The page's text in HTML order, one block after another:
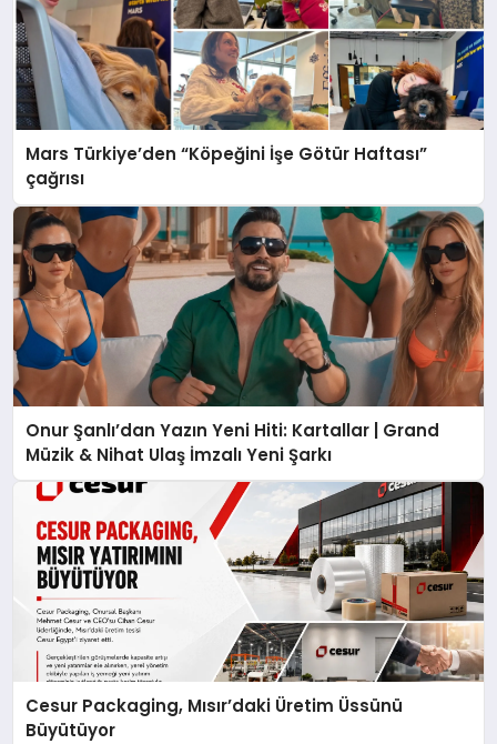
Mars Türkiye’den “Köpeğini İşe Götür Haftası”
çağrısı
Onur Şanlı’dan Yazın Yeni Hiti: Kartallar | Grand
Müzik & Nihat Ulaş İmzalı Yeni Şarkı
Cesur Packaging, Mısır’daki Üretim Üssünü
Büyütüyor